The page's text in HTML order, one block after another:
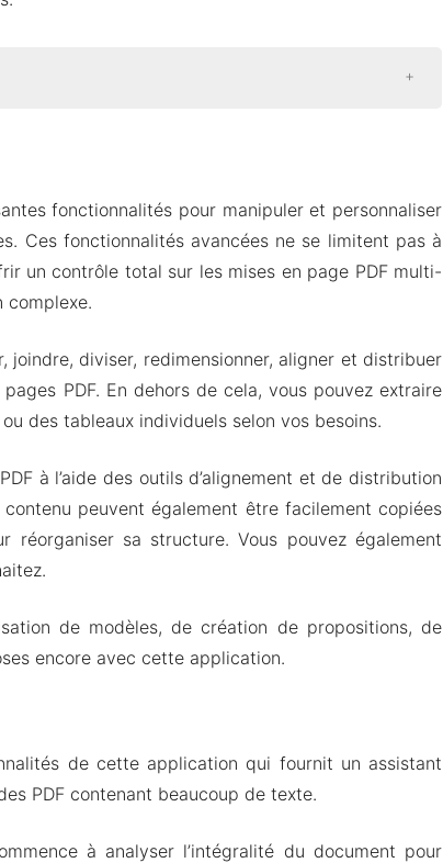
fonctionnalités pour manipuler et personnaliser
Ces fonctionnalités avancées ne se limitent pas à
un contrôle total sur les mises en page PDF multi-
complexe.
joindre, diviser, redimensionner, aligner et distribuer
PDF. En dehors de cela, vous pouvez extraire
des tableaux individuels selon vos besoins.
à l’aide des outils d’alignement et de distribution
peuvent également être facilement copiées
réorganiser sa structure. Vous pouvez également
de modèles, de création de propositions, de
encore avec cette application.
de cette application qui fournit un assistant
PDF contenant beaucoup de texte.
à analyser l’intégralité du document pour